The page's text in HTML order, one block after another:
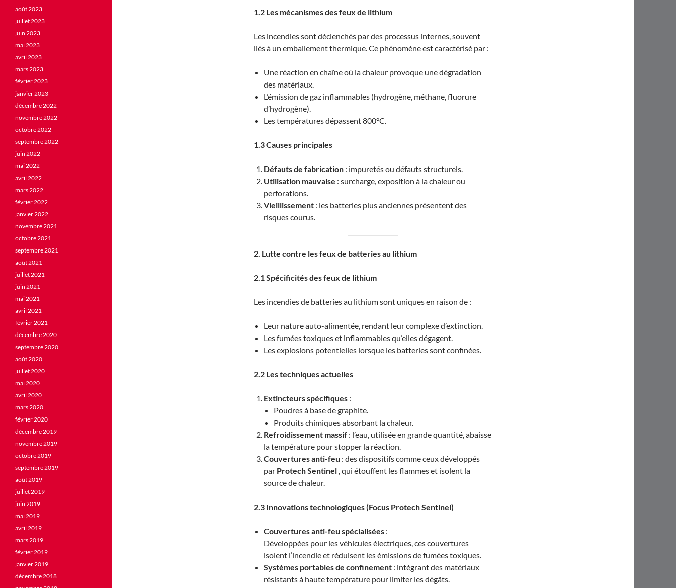
1.2 Les mécanismes des feux de lithium
Les incendies sont déclenchés par des processus internes, souvent
liés à un emballement thermique. Ce phénomène est caractérisé par :
Une réaction en chaîne où la chaleur provoque une dégradation
des matériaux.
L’émission de gaz inflammables (hydrogène, méthane, fluorure
d’hydrogène).
Les températures dépassent 800°C.
1.3 Causes principales
Défauts de fabrication : impuretés ou défauts structurels.
Utilisation mauvaise : surcharge, exposition à la chaleur ou
perforations.
Vieillissement : les batteries plus anciennes présentent des
risques courus.
2. Lutte contre les feux de batteries au lithium
2.1 Spécificités des feux de lithium
Les incendies de batteries au lithium sont uniques en raison de :
Leur nature auto-alimentée, rendant leur complexe d’extinction.
Les fumées toxiques et inflammables qu’elles dégagent.
Les explosions potentielles lorsque les batteries sont confinées.
2.2 Les techniques actuelles
Extincteurs spécifiques :
Poudres à base de graphite.
Produits chimiques absorbant la chaleur.
Refroidissement massif : l’eau, utilisée en grande quantité, abaisse
la température pour stopper la réaction.
Couvertures anti-feu : des dispositifs comme ceux développés
par Protech Sentinel , qui étouffent les flammes et isolent la
source de chaleur.
2.3 Innovations technologiques (Focus Protech Sentinel)
Couvertures anti-feu spécialisées :
Développées pour les véhicules électriques, ces couvertures
isolent l’incendie et réduisent les émissions de fumées toxiques.
Systèmes portables de confinement : intégrant des matériaux
résistants à haute température pour limiter les dégâts.
août 2023
juillet 2023
juin 2023
mai 2023
avril 2023
mars 2023
février 2023
janvier 2023
décembre 2022
novembre 2022
octobre 2022
septembre 2022
juin 2022
mai 2022
avril 2022
mars 2022
février 2022
janvier 2022
novembre 2021
octobre 2021
septembre 2021
août 2021
juillet 2021
juin 2021
mai 2021
avril 2021
février 2021
décembre 2020
septembre 2020
août 2020
juillet 2020
mai 2020
avril 2020
mars 2020
février 2020
décembre 2019
novembre 2019
octobre 2019
septembre 2019
août 2019
juillet 2019
juin 2019
mai 2019
avril 2019
mars 2019
février 2019
janvier 2019
décembre 2018